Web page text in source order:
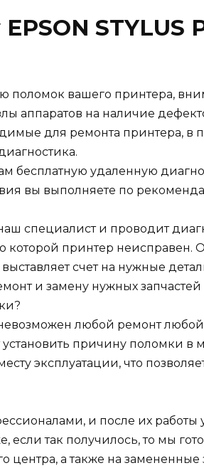
STYLUS
вашего принтера,
аппаратов на наличие
для ремонта принтера, в
бесплатную удаленную
вы выполняете по
специалист и проводит
которой принтер неисправен.
счет на нужные
и замену нужных
любой ремонт
причину поломки в
эксплуатации, что
и после их работы
если так получилось, то мы
центра, а также на замененные